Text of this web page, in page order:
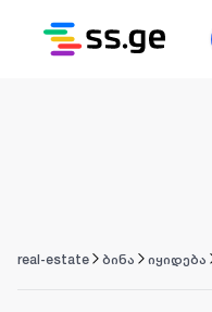
real-estate ბინა იყიდება